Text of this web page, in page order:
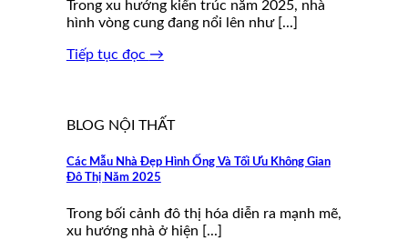
Trong xu hướng kiến trúc năm 2025, nhà
hình vòng cung đang nổi lên như [...]
Tiếp tục đọc →
BLOG NỘI THẤT
Các Mẫu Nhà Đẹp Hình Ống Và Tối Ưu Không Gian
Đô Thị Năm 2025
Trong bối cảnh đô thị hóa diễn ra mạnh mẽ,
xu hướng nhà ở hiện [...]